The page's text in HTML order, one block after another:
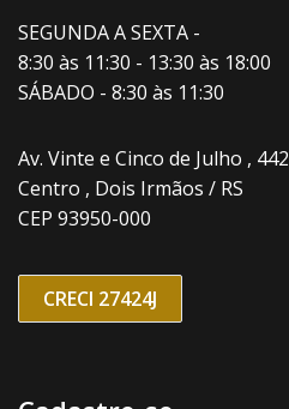
SEGUNDA A SEXTA -
8:30 às 11:30 - 13:30 às 18:00
SÁBADO - 8:30 às 11:30
Av. Vinte e Cinco de Julho , 442
Centro , Dois Irmãos / RS
CEP 93950-000
CRECI 27424J